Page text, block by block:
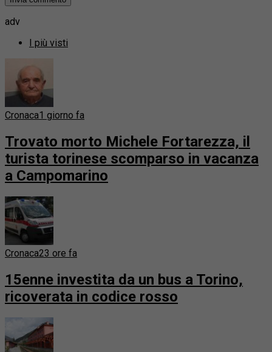
adv
I più visti
Cronaca1 giorno fa
Trovato morto Michele Fortarezza, il
turista torinese scomparso in vacanza
a Campomarino
Cronaca23 ore fa
15enne investita da un bus a Torino,
ricoverata in codice rosso